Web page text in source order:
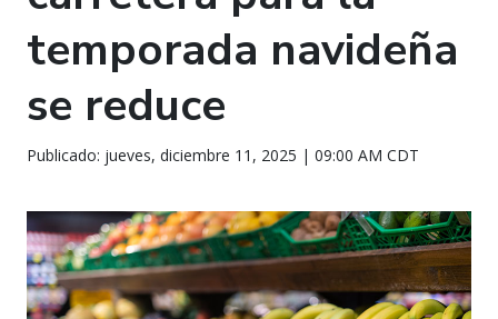
temporada navideña
se reduce
Publicado: jueves, diciembre 11, 2025 | 09:00 AM CDT